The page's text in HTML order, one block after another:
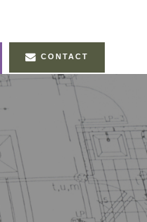
CONTACT